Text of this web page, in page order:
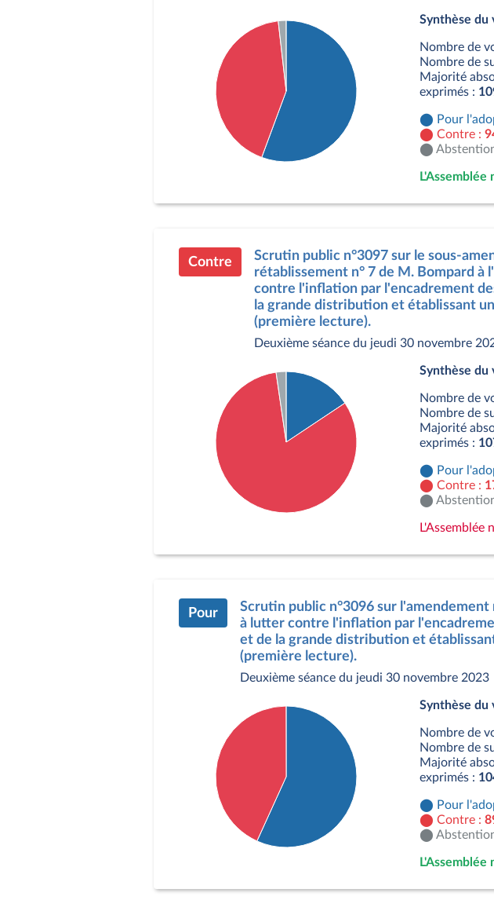
Contre : 94 députés
Synthèse du
Nombre de
Nombre de
Majorité
exprimés :
Pour
Contre :
L'Assemblée
Contre
Scrutin public n°3097 sur le sous-
rétablissement n° 7 de M. Bompard
contre l'inflation par l'encadrement
la grande distribution et établissant
(première lecture).
Deuxième séance du jeudi 30 novembre
Contre : 178 députés
Synthèse du
Nombre de
Nombre de
Majorité
exprimés :
Pour
Contre :
L'Assemblée
Pour
Scrutin public n°3096 sur
à lutter contre l'inflation par
et de la grande distribution et
(première lecture).
Deuxième séance du jeudi 30 novembre 2023
Contre : 89 députés
Synthèse du
Nombre de
Nombre de
Majorité
exprimés :
Pour
Contre :
L'Assemblée